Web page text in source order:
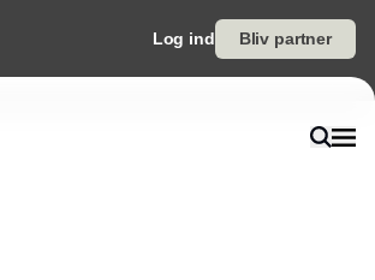
Log ind Bliv partner